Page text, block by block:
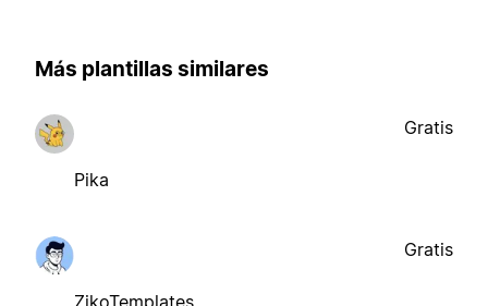
Más plantillas similares
Pika
Gratis
ZikoTemplates
Gratis